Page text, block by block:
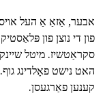
אבער, אַזאַ אַ העל
פון די נוצן פון
סקראַטשיז. מיטל
האט נישט פאָלדינג
קענען פאַרגעסן.